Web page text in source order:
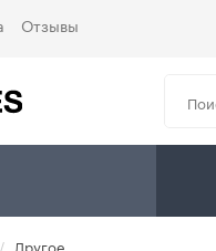
Отзывы
Другое